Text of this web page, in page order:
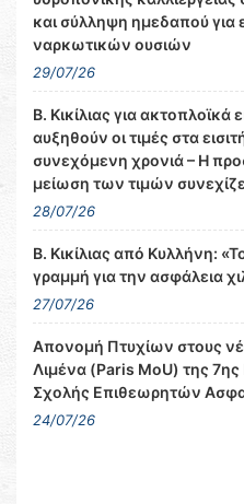
και σύλληψη ημεδαπού για
ναρκωτικών ουσιών
29/07/26
Β. Κικίλιας για ακτοπλοϊκά
αυξηθούν οι τιμές στα
συνεχόμενη χρονιά – Η
μείωση των τιμών
28/07/26
Β. Κικίλιας από Κυλλήνη:
γραμμή για την ασφάλεια
27/07/26
Απονομή Πτυχίων στους
Λιμένα (Paris MoU) της 7ης
Σχολής Επιθεωρητών
24/07/26